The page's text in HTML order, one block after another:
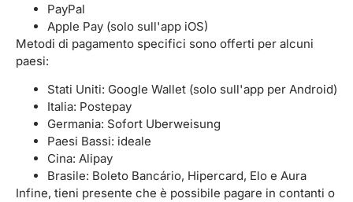
PayPal
Apple Pay (solo sull'app iOS)
Metodi di pagamento specifici sono offerti per alcuni
paesi:
Stati Uniti: Google Wallet (solo sull'app per Android)
Italia: Postepay
Germania: Sofort Uberweisung
Paesi Bassi: ideale
Cina: Alipay
Brasile: Boleto Bancário, Hipercard, Elo e Aura
Infine, tieni presente che è possibile pagare in contanti o